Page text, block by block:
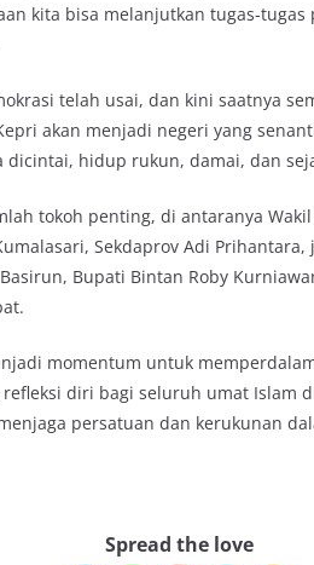
kita bisa melanjutkan tugas-
telah usai, dan kini saatnya
akan menjadi negeri yang
dicintai, hidup rukun, damai, dan
tokoh penting, di antaranya
Sekdaprov Adi
Bupati Bintan Roby
momentum untuk
diri bagi seluruh umat Islam
persatuan dan kerukunan
Spread the love